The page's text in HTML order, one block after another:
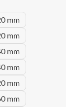
mm
mm
mm
mm
mm
mm